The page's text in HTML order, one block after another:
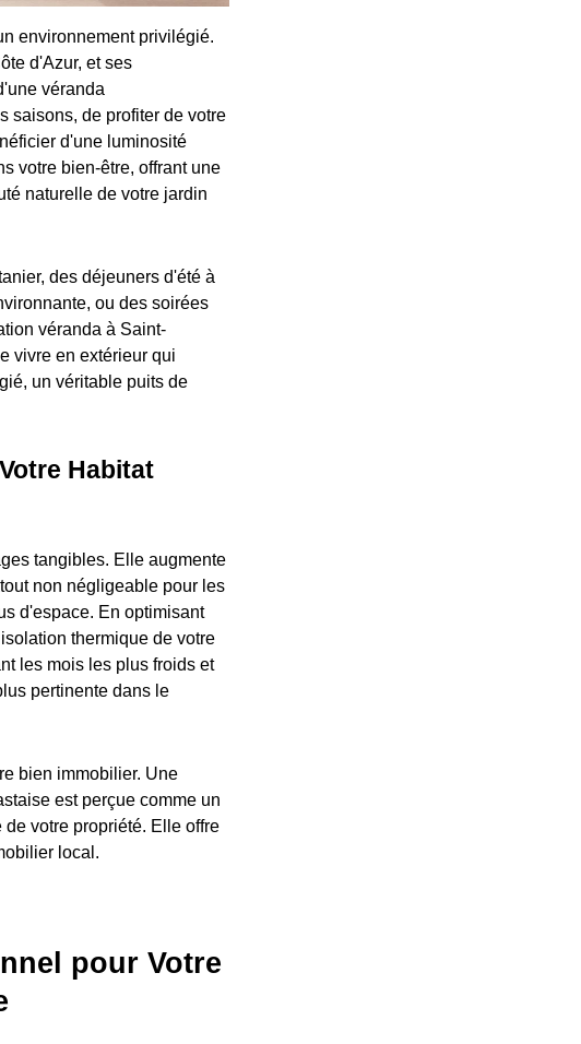
environnement privilégié.
d'Azur, et ses
véranda
saisons, de profiter de votre
d'une luminosité
votre bien-être, offrant une
naturelle de votre jardin
des déjeuners d'été à
ou des soirées
véranda à Saint-
vivre en extérieur qui
un véritable puits de
Habitat
tangibles. Elle augmente
non négligeable pour les
d'espace. En optimisant
thermique de votre
les mois les plus froids et
pertinente dans le
bien immobilier. Une
est perçue comme un
votre propriété. Elle offre
local.
pour Votre